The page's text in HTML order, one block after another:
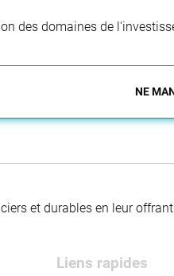
des domaines de
NE
et durables en leur
Liens rapides